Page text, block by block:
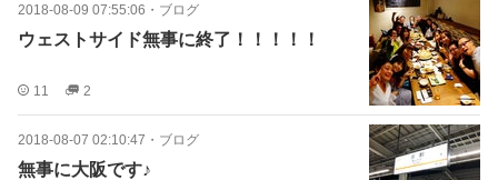
2018-08-09 07:55:06 ・ ブログ
ウェストサイド無事に終了！！！！！
11 2
2018-08-07 02:10:47 ・ ブログ
無事に大阪です♪